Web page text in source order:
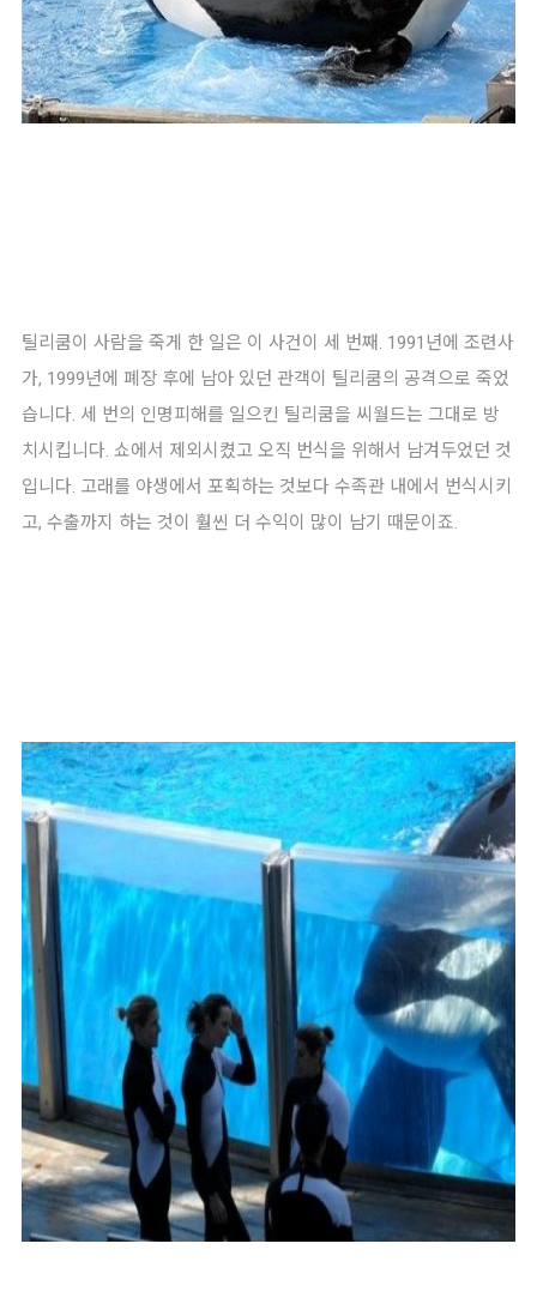
틸리쿰이 사람을 죽게 한 일은 이 사건이 세 번째. 1991년에 조련사
가, 1999년에 폐장 후에 남아 있던 관객이 틸리쿰의 공격으로 죽었
습니다. 세 번의 인명피해를 일으킨 틸리쿰을 씨월드는 그대로 방
치시킵니다. 쇼에서 제외시켰고 오직 번식을 위해서 남겨두었던 것
입니다. 고래를 야생에서 포획하는 것보다 수족관 내에서 번식시키
고, 수출까지 하는 것이 훨씬 더 수익이 많이 남기 때문이죠.